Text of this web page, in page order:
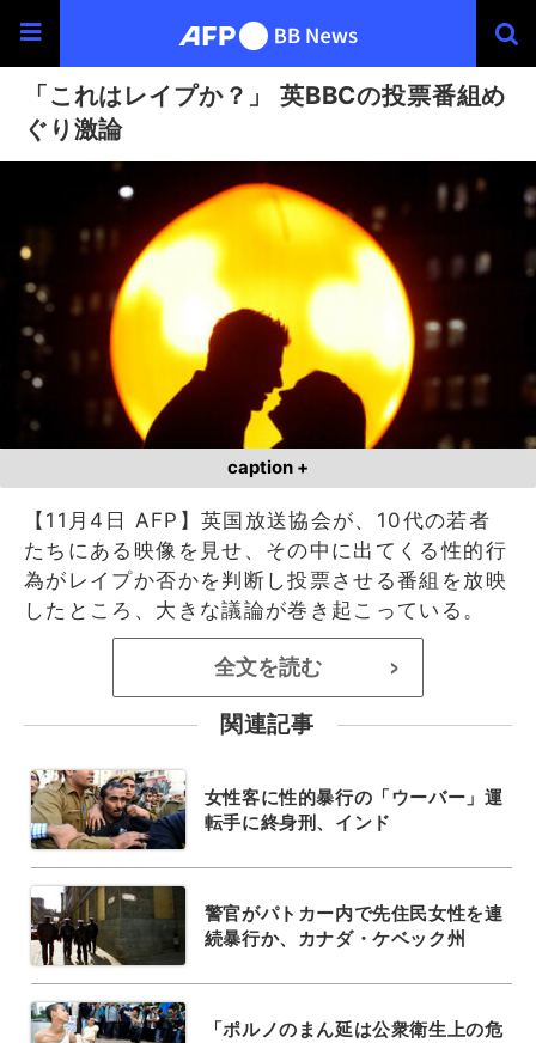
「これはレイプか？」 英BBCの投票番組め
ぐり激論
caption +
【11月4日 AFP】英国放送協会が、10代の若者
たちにある映像を見せ、その中に出てくる性的行
為がレイプか否かを判断し投票させる番組を放映
したところ、大きな議論が巻き起こっている。
全文を読む >
関連記事
女性客に性的暴行の「ウーバー」運
転手に終身刑、インド
警官がパトカー内で先住民女性を連
続暴行か、カナダ・ケベック州
「ポルノのまん延は公衆衛生上の危